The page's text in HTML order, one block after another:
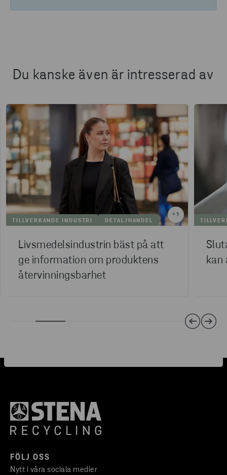
Du kanske även är intresserad av
+1
TILLVERKANDE INDUSTRI
DETALJHANDEL
Livsmedelsindustrin bäst på att
ge information om produktens
återvinningsbarhet
kan
FÖLJ OSS
Nytt i våra sociala medier